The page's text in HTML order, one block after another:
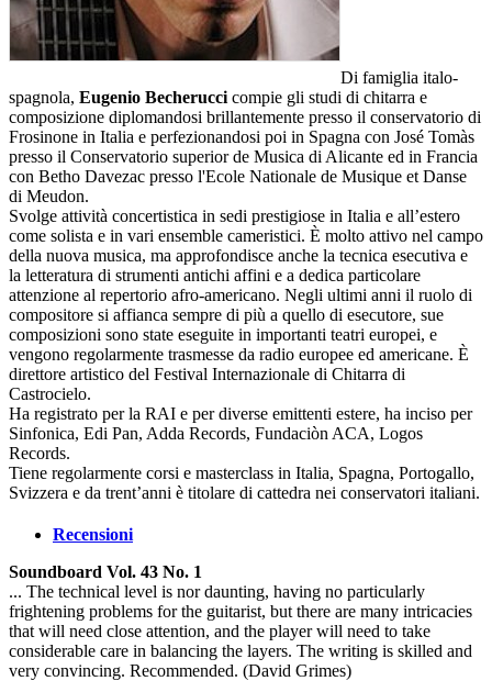
Di famiglia italo-
spagnola, Eugenio Becherucci compie gli studi di chitarra e
composizione diplomandosi brillantemente presso il conservatorio di
Frosinone in Italia e perfezionandosi poi in Spagna con José Tomàs
presso il Conservatorio superior de Musica di Alicante ed in Francia
con Betho Davezac presso l'Ecole Nationale de Musique et Danse
di Meudon.
Svolge attività concertistica in sedi prestigiose in Italia e all’estero
come solista e in vari ensemble cameristici. È molto attivo nel campo
della nuova musica, ma approfondisce anche la tecnica esecutiva e
la letteratura di strumenti antichi affini e a dedica particolare
attenzione al repertorio afro-americano. Negli ultimi anni il ruolo di
compositore si affianca sempre di più a quello di esecutore, sue
composizioni sono state eseguite in importanti teatri europei, e
vengono regolarmente trasmesse da radio europee ed americane. È
direttore artistico del Festival Internazionale di Chitarra di
Castrocielo.
Ha registrato per la RAI e per diverse emittenti estere, ha inciso per
Sinfonica, Edi Pan, Adda Records, Fundaciòn ACA, Logos
Records.
Tiene regolarmente corsi e masterclass in Italia, Spagna, Portogallo,
Svizzera e da trent’anni è titolare di cattedra nei conservatori italiani.
Recensioni
Soundboard Vol. 43 No. 1
... The technical level is nor daunting, having no particularly
frightening problems for the guitarist, but there are many intricacies
that will need close attention, and the player will need to take
considerable care in balancing the layers. The writing is skilled and
very convincing. Recommended. (David Grimes)